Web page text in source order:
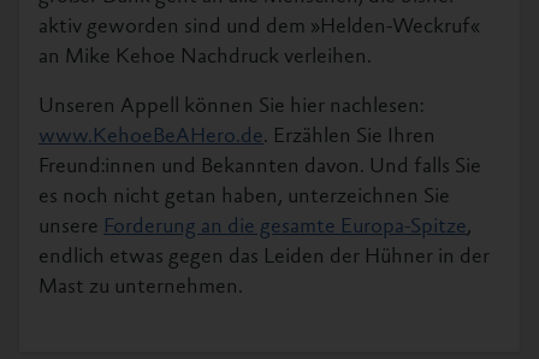
aktiv geworden sind und dem »Helden-Weckruf«
an Mike Kehoe Nachdruck verleihen.
Unseren Appell können Sie hier nachlesen:
www.KehoeBeAHero.de. Erzählen Sie Ihren
Freund:innen und Bekannten davon. Und falls Sie
es noch nicht getan haben, unterzeichnen Sie
unsere Forderung an die gesamte Europa-Spitze,
endlich etwas gegen das Leiden der Hühner in der
Mast zu unternehmen.